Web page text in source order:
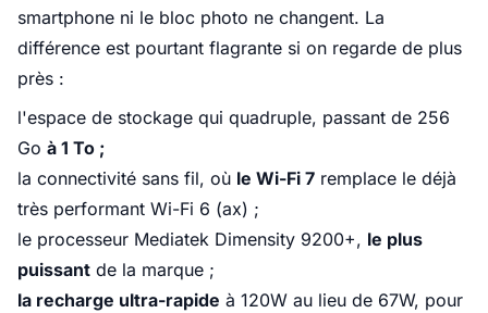
smartphone ni le bloc photo ne changent. La
différence est pourtant flagrante si on regarde de plus
près :
l'espace de stockage qui quadruple, passant de 256
Go à 1 To ;
la connectivité sans fil, où le Wi-Fi 7 remplace le déjà
très performant Wi-Fi 6 (ax) ;
le processeur Mediatek Dimensity 9200+, le plus
puissant de la marque ;
la recharge ultra-rapide à 120W au lieu de 67W, pour